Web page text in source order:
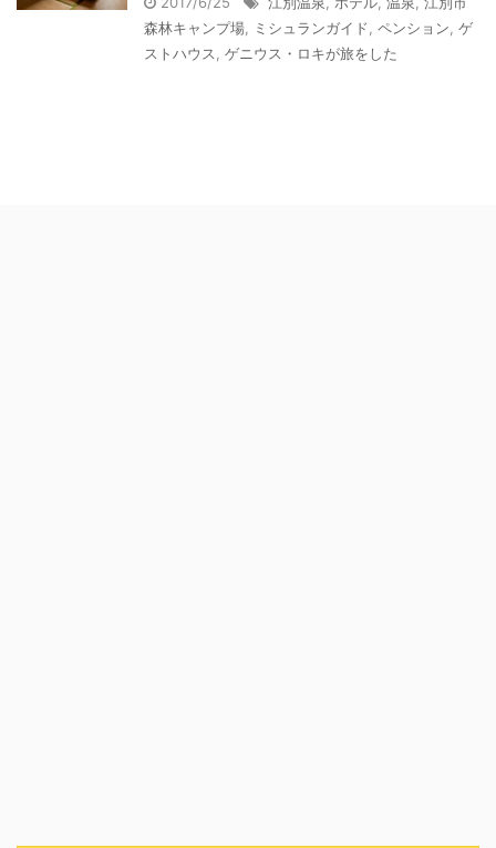
森林キャンプ場, ミシュランガイド, ペンション, ゲ
ストハウス, ゲニウス・ロキが旅をした